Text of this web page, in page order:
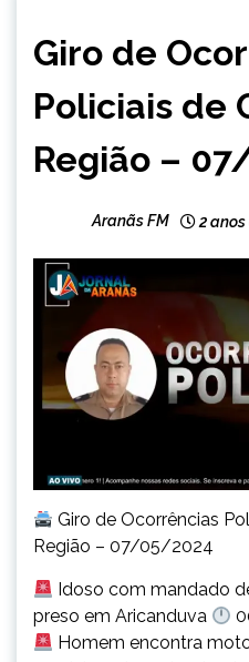
MINAS
NOTÍCIAS
Giro de
Policiais de
Região –
Aranãs FM 2 anos
Giro de Ocorrências
Região – 07/05/2024
Idoso com mandado
preso em Aricanduva
Homem encontra